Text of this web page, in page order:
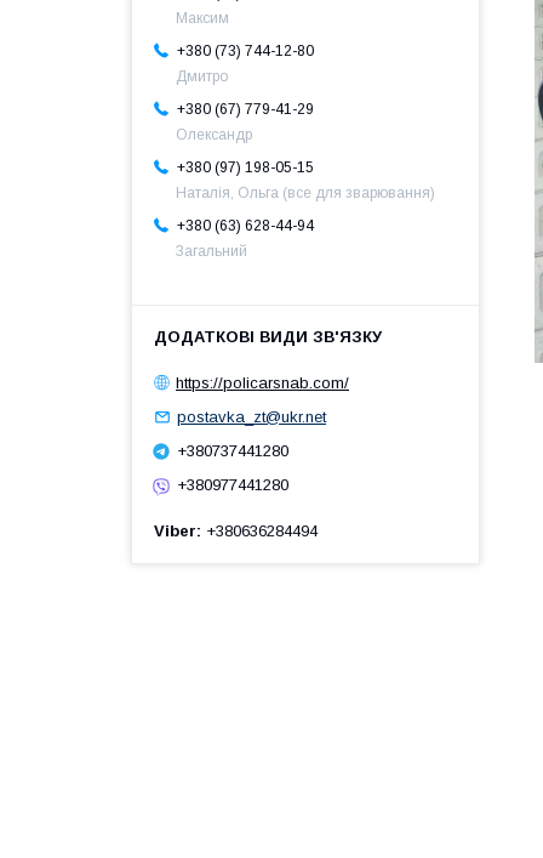
Максим
+380 (73) 744-12-80
Дмитро
+380 (67) 779-41-29
Олександр
+380 (97) 198-05-15
Наталія, Ольга (все для зварювання)
+380 (63) 628-44-94
Загальний
https://policarsnab.com/
postavka_zt@ukr.net
+380737441280
+380977441280
Viber +380636284494